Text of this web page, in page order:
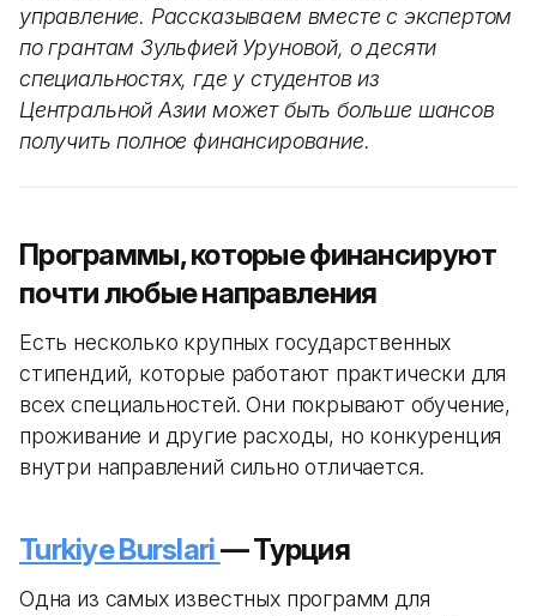
управление. Рассказываем вместе с экспертом
по грантам Зульфией Уруновой, о десяти
специальностях, где у студентов из
Центральной Азии может быть больше шансов
получить полное финансирование.
Программы, которые финансируют
почти любые направления
Есть несколько крупных государственных
стипендий, которые работают практически для
всех специальностей. Они покрывают обучение,
проживание и другие расходы, но конкуренция
внутри направлений сильно отличается.
Turkiye Burslari— Турция
Одна из самых известных программ для